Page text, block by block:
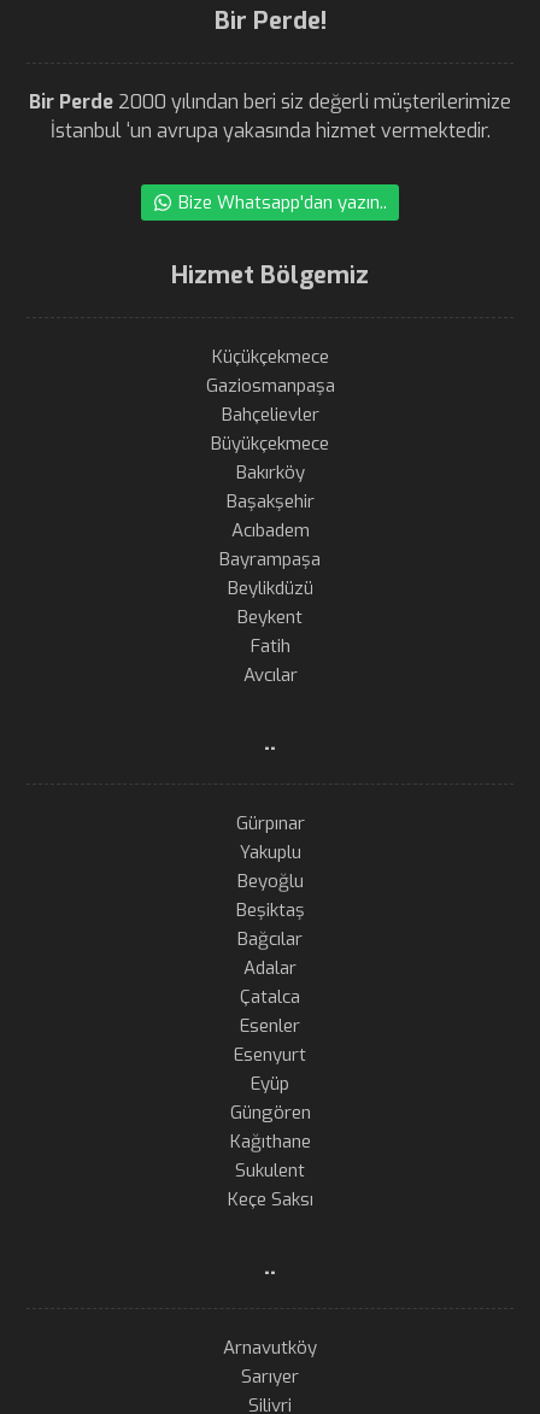
Bir Perde!
Bir Perde 2000 yılından beri siz değerli müşterilerimize
İstanbul ‘un avrupa yakasında hizmet vermektedir.
Bize Whatsapp'dan yazın..
Hizmet Bölgemiz
Küçükçekmece
Gaziosmanpaşa
Bahçelievler
Büyükçekmece
Bakırköy
Başakşehir
Acıbadem
Bayrampaşa
Beylikdüzü
Beykent
Fatih
Avcılar
..
Gürpınar
Yakuplu
Beyoğlu
Beşiktaş
Bağcılar
Adalar
Çatalca
Esenler
Esenyurt
Eyüp
Güngören
Kağıthane
Sukulent
Keçe Saksı
..
Arnavutköy
Sarıyer
Silivri